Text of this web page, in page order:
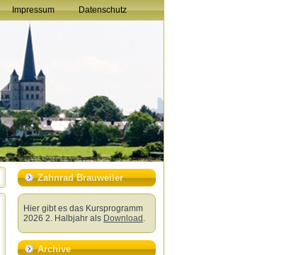
Impressum Datenschutz
Zahnrad Brauweiler
Hier gibt es das Kursprogramm
2026 2. Halbjahr als Download .
Archive